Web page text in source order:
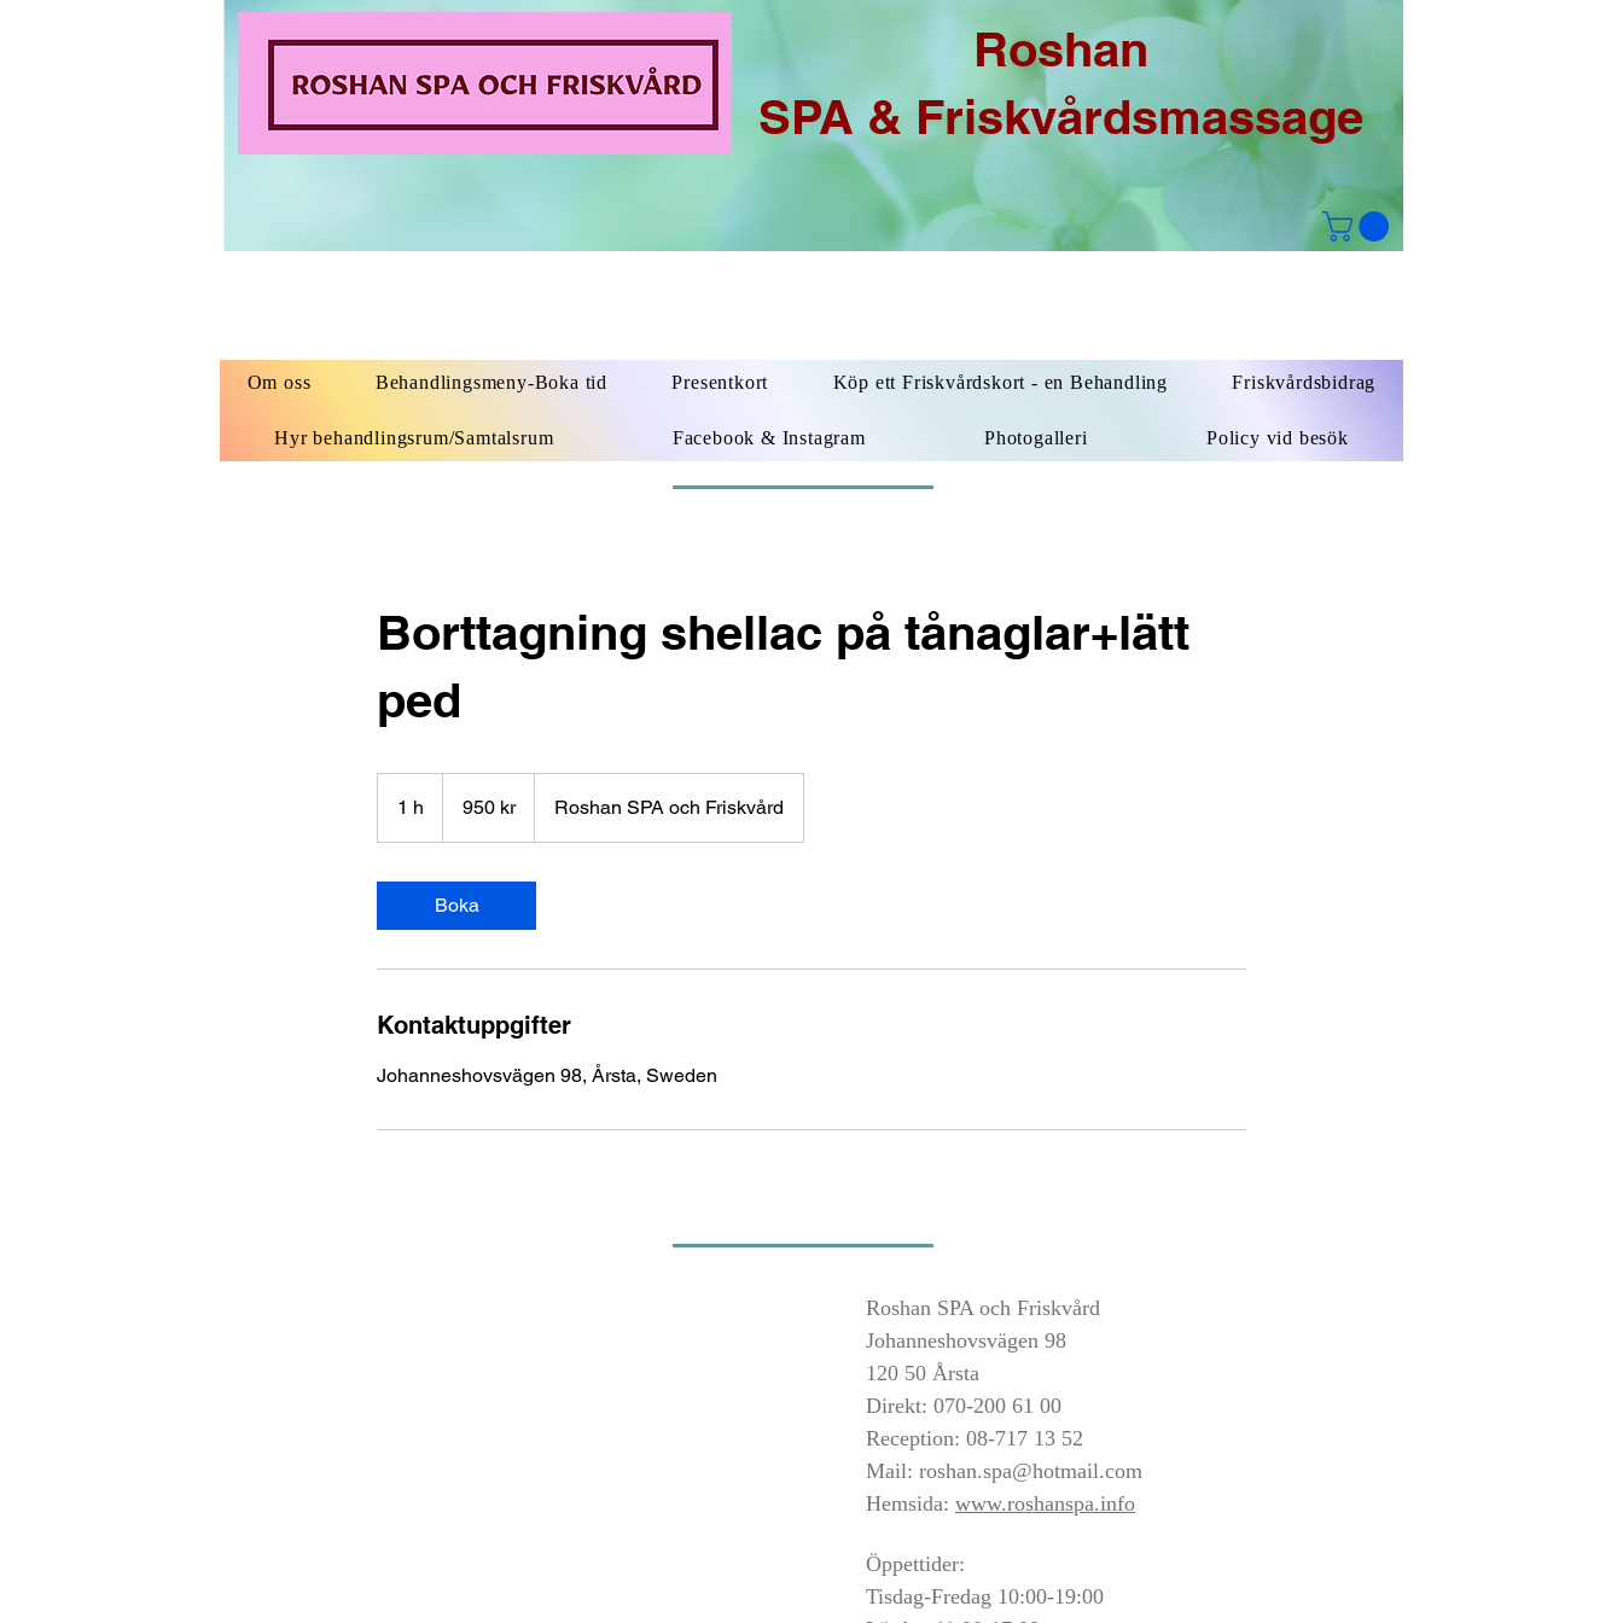
Roshan
SPA & Friskvårdsmassage
Om oss Behandlingsmeny-Boka tid Presentkort Köp ett Friskvårdskort - en Behandling Friskvårdsbidrag
Hyr behandlingsrum/Samtalsrum Facebook & Instagram Photogalleri Policy vid besök
Borttagning shellac på tånaglar+lätt
ped
1 h
kronor950 kr Roshan SPA och Friskvård
Boka
Kontaktuppgifter
Johanneshovsvägen 98, Årsta, Sweden
Roshan SPA och Friskvård
Johanneshovsvägen 98
120 50 Årsta
Direkt: 070-200 61 00
Reception: 08-717 13 52
Mail: roshan.spa@hotmail.com
Hemsida: www.roshanspa.info
Öppettider:
Tisdag-Fredag 10:00-19:00